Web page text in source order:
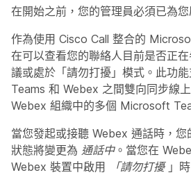
在開始之前，您的管理員必須已為您
作為使用 Cisco Call 整合的
在可以查看您的聯絡人目前是否正
議或處於「請勿打擾」模式。此功
Teams 和 Webex 之間雙向同步線
Webex 組織中的多個 Microsoft
當您發起或接聽 Webex 通話時，
狀態將變更為 通話中。當您在
Webex 裝置中啟用
「請勿打擾」時